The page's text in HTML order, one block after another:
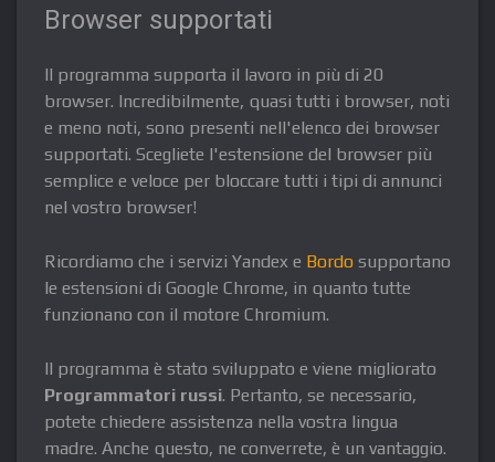
Browser supportati
Il programma supporta il lavoro in più di 20
browser. Incredibilmente, quasi tutti i browser, noti
e meno noti, sono presenti nell'elenco dei browser
supportati. Scegliete l'estensione del browser più
semplice e veloce per bloccare tutti i tipi di annunci
nel vostro browser!
Ricordiamo che i servizi Yandex e Bordo supportano
le estensioni di Google Chrome, in quanto tutte
funzionano con il motore Chromium.
Il programma è stato sviluppato e viene migliorato
Programmatori russi. Pertanto, se necessario,
potete chiedere assistenza nella vostra lingua
madre. Anche questo, ne converrete, è un vantaggio.